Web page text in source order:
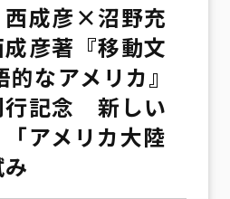
西成彦×沼野充
彦著『移動文
なアメリカ』
行記念 新しい
アメリカ大陸